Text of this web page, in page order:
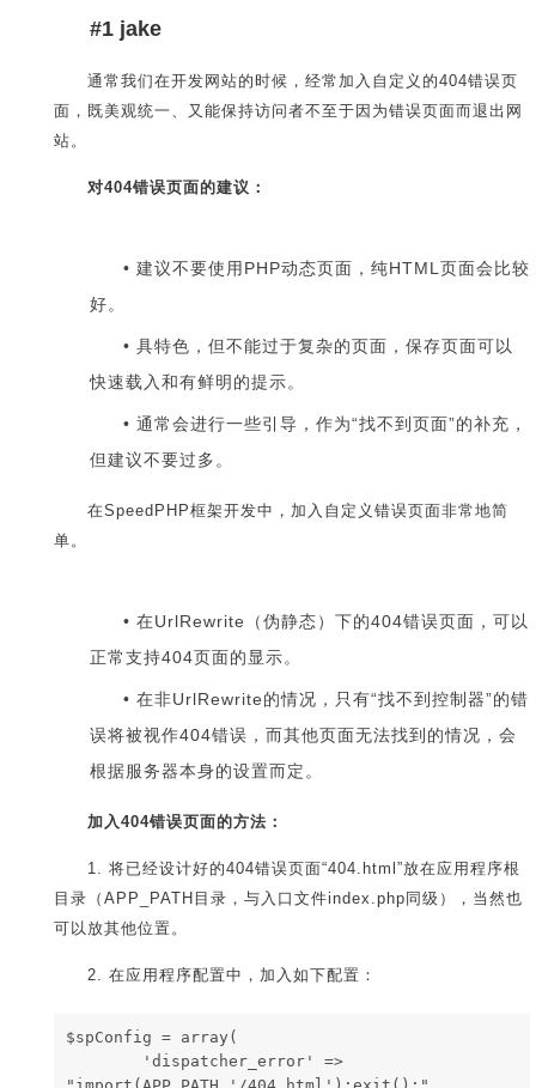
#1 jake
通常我们在开发网站的时候，经常加入自定义的404错误页
面，既美观统一、又能保持访问者不至于因为错误页面而退出网
站。
对404错误页面的建议：
建议不要使用PHP动态页面，纯HTML页面会比较
好。
具特色，但不能过于复杂的页面，保存页面可以
快速载入和有鲜明的提示。
通常会进行一些引导，作为“找不到页面”的补充，
但建议不要过多。
在SpeedPHP框架开发中，加入自定义错误页面非常地简
单。
在UrlRewrite（伪静态）下的404错误页面，可以
正常支持404页面的显示。
在非UrlRewrite的情况，只有“找不到控制器”的错
误将被视作404错误，而其他页面无法找到的情况，会
根据服务器本身的设置而定。
加入404错误页面的方法：
1. 将已经设计好的404错误页面“404.html”放在应用程序根
目录（APP_PATH目录，与入口文件index.php同级），当然也
可以放其他位置。
2. 在应用程序配置中，加入如下配置：
$spConfig = array(
'dispatcher_error' =>